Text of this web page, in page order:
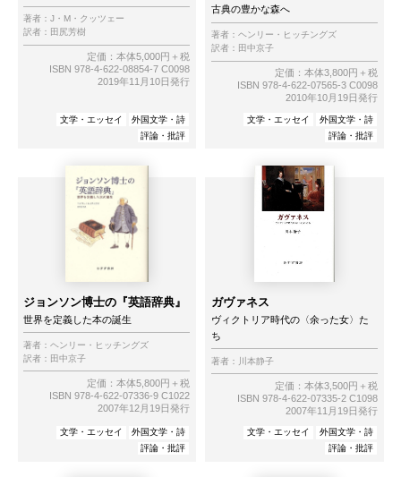
著者： J・M・クッツェー
訳者： 田尻芳樹
定価：本体5,000円＋税
ISBN 978-4-622-08854-7 C0098
2019年11月10日発行
文学・エッセイ
外国文学・詩
評論・批評
古典の豊かな森へ
著者： ヘンリー・ヒッチングズ
訳者： 田中京子
定価：本体3,800円＋税
ISBN 978-4-622-07565-3 C0098
2010年10月19日発行
文学・エッセイ
外国文学・詩
評論・批評
ジョンソン博士の『英語辞典』
世界を定義した本の誕生
著者： ヘンリー・ヒッチングズ
訳者： 田中京子
定価：本体5,800円＋税
ISBN 978-4-622-07336-9 C1022
2007年12月19日発行
文学・エッセイ
外国文学・詩
評論・批評
ガヴァネス
ヴィクトリア時代の〈余った女〉た
ち
著者： 川本静子
定価：本体3,500円＋税
ISBN 978-4-622-07335-2 C1098
2007年11月19日発行
文学・エッセイ
外国文学・詩
評論・批評